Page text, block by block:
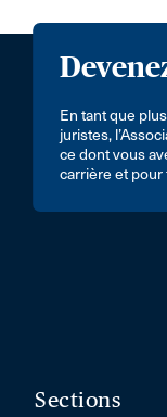
En tant que
juristes,
ce dont vous
carrière et pour
Sections